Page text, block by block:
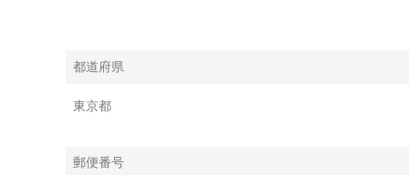
都道府県
東京都
郵便番号